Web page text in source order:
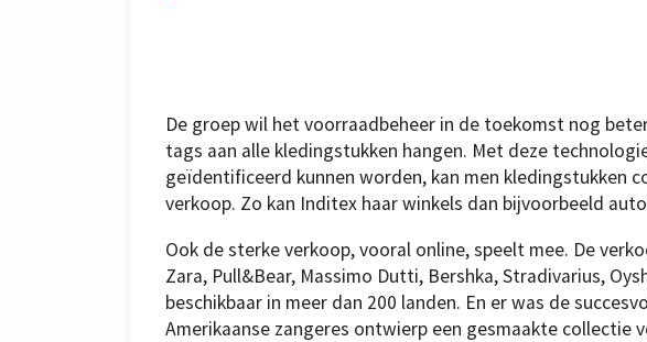
De groep wil het voorraadbeheer in de toekomst nog
tags aan alle kledingstukken hangen. Met deze
geïdentificeerd kunnen worden, kan men kledingstukken
verkoop. Zo kan Inditex haar winkels dan bijvoorbeeld
Ook de sterke verkoop, vooral online, speelt mee. De
Zara, Pull&Bear, Massimo Dutti, Bershka, Stradivarius,
beschikbaar in meer dan 200 landen. En er was de
Amerikaanse zangeres ontwierp een gesmaakte collectie